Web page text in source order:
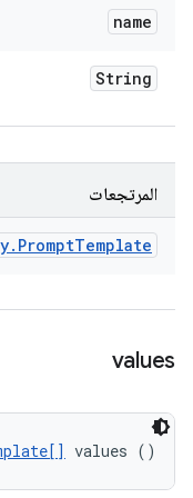
name
String
المرتجعات
. PromptTemplate
values
values ()